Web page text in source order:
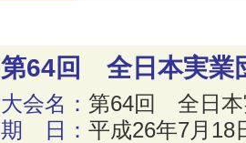
第64回 全日本実業
大会名： 第64回 全日本
期 日： 平成26年7月18